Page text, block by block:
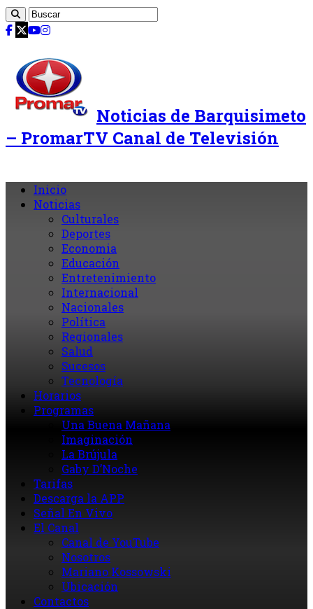
Noticias de Barquisimeto
– PromarTV Canal de Televisión
Inicio
Noticias
Culturales
Deportes
Economia
Educación
Entretenimiento
Internacional
Nacionales
Política
Regionales
Salud
Sucesos
Tecnología
Horarios
Programas
Una Buena Mañana
Imaginación
La Brújula
Gaby D’Noche
Tarifas
Descarga la APP
Señal En Vivo
El Canal
Canal de YouTube
Nosotros
Mariano Kossowski
Ubicación
Contactos